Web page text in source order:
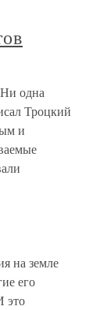
одна
Троцкий
и
на земле
его
это